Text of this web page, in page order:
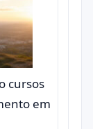
cursos
em